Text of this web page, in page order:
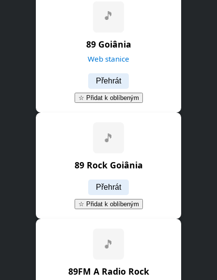
89 Goiânia
Web stanice
Přehrát
☆ Přidat k oblíbeným
🎵
89 Rock Goiânia
Přehrát
☆ Přidat k oblíbeným
🎵
89FM A Radio Rock